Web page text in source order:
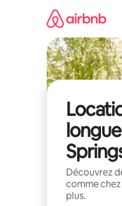
Découvrez
comme
plus.